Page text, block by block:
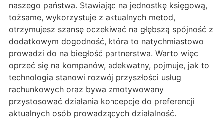
naszego państwa. Stawiając na jednostkę księgową,
tożsame, wykorzystuje z aktualnych metod,
otrzymujesz szansę oczekiwać na głębszą spójność z
dodatkowym dogodność, która to natychmiastowo
prowadzi do na biegłość partnerstwa. Warto więc
oprzeć się na kompanów, adekwatny, pojmuje, jak to
technologia stanowi rozwój przyszłości usług
rachunkowych oraz bywa zmotywowany
przystosować działania koncepcje do preferencji
aktualnych osób prowadzących działalność.